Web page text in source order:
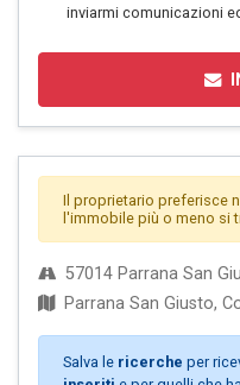
inviarmi comunicazioni
Il proprietario preferisce
l'immobile più o meno si
57014 Parrana San
Parrana San Giusto,
Salva le ricerche per